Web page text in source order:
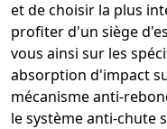
et de choisir la plus
profiter d'un siège d'
vous ainsi sur les
absorption d'impact
mécanisme anti-
le système anti-chute